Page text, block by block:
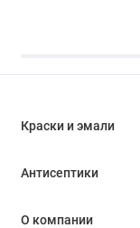
Краски и эмали
Антисептики
О компании